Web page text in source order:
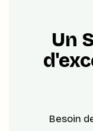
Un
Besoin